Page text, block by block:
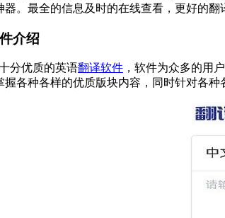
。最全的信息及时的在线查看，更好的翻
介绍
分优质的英语翻译软件 ，软件为众多的用
各种各样的优质版块内容，同时针对各